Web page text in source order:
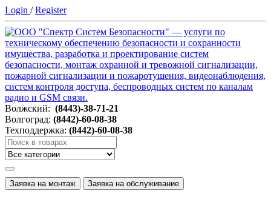
Login /Register
Волжский: (8443)-38-71-21
Волгоград: (8442)-60-08-38
Техподдержка: (8442)-60-08-38
Заявка на монтаж Заявка на обслуживание